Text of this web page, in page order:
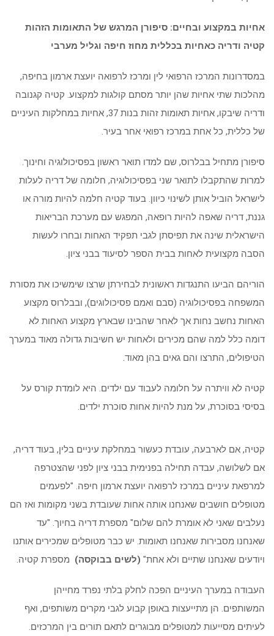
אחיות במקצוע ובחיים: סיפורן המרגש של התאומות הזהות
קטיה ודריה כאחיות בכללית מחוז חיפה וגליל מערבי
במסדרונות המרכז הרפואי לין ומרכז לרפואה יועצת ארמון בחיפה,
מהלכות שתי אחיות שהן יותר מסתם קולגות למקצוע. קטיה קגנובה
ודריה שיבקו, אחיות תאומות זהות בנות 37, אחיות במחלקות העיניים
של כללית, כל אחת במרכז רפואי אחר בעיר.
סיפורן מתחיל בבלרוס, שם למדו תואר ראשון בפסיכולוגיה וחינוך.
למרות שהתקבלו לתואר שני בפסיכולוגיה, חלומה של דריה לעלות
לישראל הוביל אותן לשינוי כיוון. בעוד קטיה חלמה להיות מורה או
גננת, דריה שאפה להיות רופאה, המפגש עם מערכת הבריאות
הישראלית שינה את תפיסתן לגבי תפקיד האחות ובחרו לעשות
הסבה מקצועית לאחות בבית הספר לסיעוד בבני ציון.
הוריהם הביעו התנגדות ראשונית לבחירתן שרצו שימשיכו את מסורת
המשפחה בפסיכולוגיה (סבם ואמם פסיכולוגים), ובבלרוס מקצוע
האחות נחשב נחות אך לאחר שהבינו שבארץ מקצוע האחות לא
דומה כלל למה שהם מכירים ולאחות יש חשיבות גדולה מאוד במערך
הטיפולים, התרצו והם גאים בהן מאוד.
קטיה לא וויתרה על חלומה לעבוד עם ילדים. היא לומדת קורס על
בסיסי בסוכרת, על מנת להיות אחות סוכרת ילדים.
קטיה, אם לארבעה, עובדת כעשור במחלקת עיניים בלין, בעוד דריה,
אם לשלושה, עבדה תחילה בפנימית בבני ציון לפני שהצטרפה
למרפאת עיניים במרכז לרפואה יועצת ארמון חיפה. "לפעמים
מטופלים חושבים שאנחנו אותה אחות שעובדת בשני מקומות ואז הם
נעלבים שאני לא אומרת להם שלום" מספרת דריה בחיוך. "עד
שאנחנו מסבירות שאנחנו תאומות. יש כבר מטופלים שמכירים אותנו
ויודעים שאנחנו שתיים ולא אחת" (לשים בבוקסה) מספרת קטיה.
העבודה במערך העיניים הפכה לחלק בלתי נפרד מחייהן
המשותפים. הן מתייעצות באופן קבוע לגבי מקרים משותפים, ואף
לעיתים מסייעות למטופלים מבוגרים לתאם תורים בין המרכזים.